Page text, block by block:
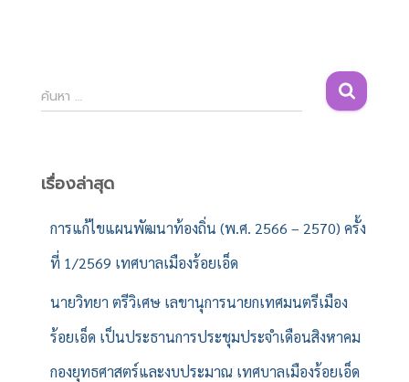
ค้
น
สำ
ค้นหา …
เรื่องล่าสุด
การแก้ไขแผนพัฒนาท้องถิ่น (พ.ศ. 2566 – 2570) ครั้ง
ที่ 1/2569 เทศบาลเมืองร้อยเอ็ด
นายวิทยา ตรีวิเศษ เลขานุการนายกเทศมนตรีเมือง
ร้อยเอ็ด เป็นประธานการประชุมประจำเดือนสิงหาคม
กองยุทธศาสตร์และงบประมาณ เทศบาลเมืองร้อยเอ็ด